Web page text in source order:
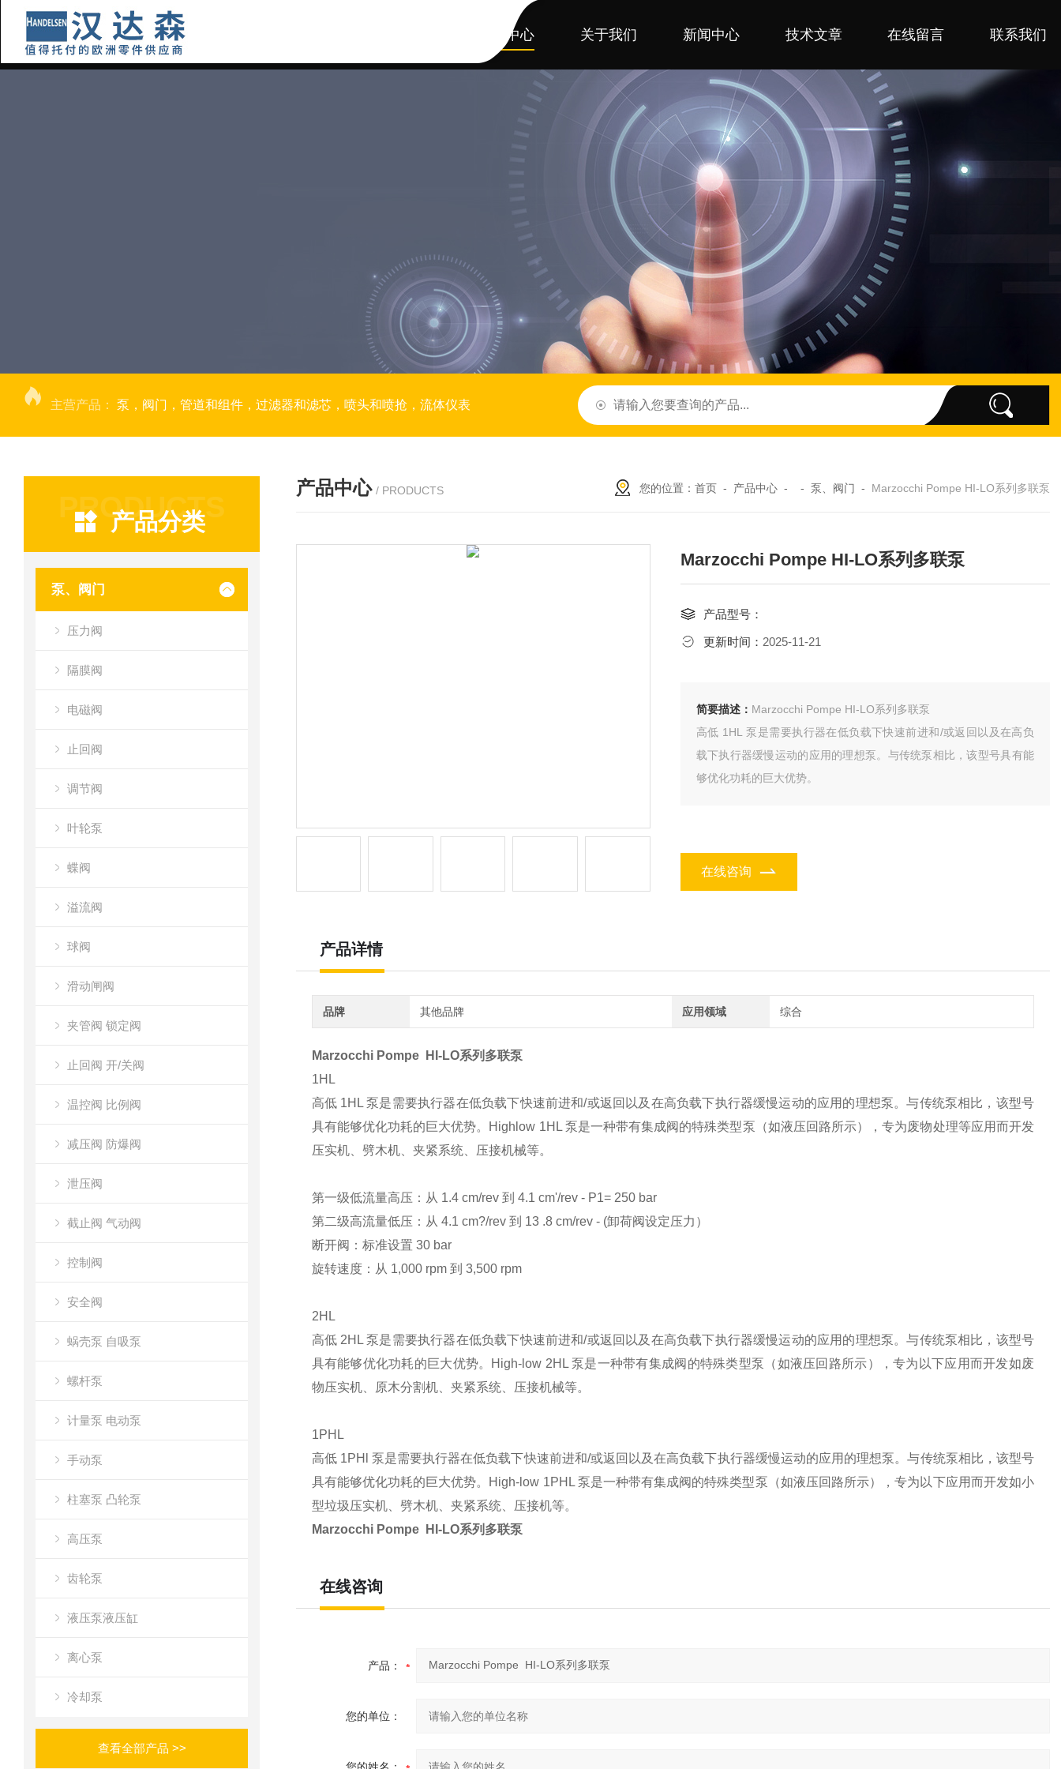
产品中心 关于我们 新闻中心 技术文章 在线留言 联系我们
主营产品： 泵，阀门，管道和组件，过滤器和滤芯，喷头和喷抢，流体仪表
PRODUCTS
产品分类
泵、阀门
压力阀
隔膜阀
电磁阀
止回阀
调节阀
叶轮泵
蝶阀
溢流阀
球阀
滑动闸阀
夹管阀 锁定阀
止回阀 开/关阀
温控阀 比例阀
减压阀 防爆阀
泄压阀
截止阀 气动阀
控制阀
安全阀
蜗壳泵 自吸泵
螺杆泵
计量泵 电动泵
手动泵
柱塞泵 凸轮泵
高压泵
齿轮泵
液压泵液压缸
离心泵
冷却泵
查看全部产品 >>
产品中心 / PRODUCTS 您的位置： 首页 - 产品中心 - - 泵、阀门 - Marzocchi Pompe HI-LO系列多联泵
Marzocchi Pompe HI-LO系列多联泵
产品型号：
更新时间： 2025-11-21
简要描述：
Marzocchi Pompe HI-LO系列多联泵
高低 1HL 泵是需要执行器在低负载下快速前进和/或返回以及在高负
载下执行器缓慢运动的应用的理想泵。与传统泵相比，该型号具有能
够优化功耗的巨大优势。
在线咨询
产品详情
品牌 其他品牌 应用领域 综合
Marzocchi Pompe HI-LO系列多联泵
1HL
高低 1HL 泵是需要执行器在低负载下快速前进和/或返回以及在高负载下执行器缓慢运动的应用的理想泵。与传统泵相比，该型号
具有能够优化功耗的巨大优势。Highlow 1HL 泵是一种带有集成阀的特殊类型泵（如液压回路所示），专为废物处理等应用而开发
压实机、劈木机、夹紧系统、压接机械等。
第一级低流量高压：从 1.4 cm/rev 到 4.1 cm'/rev - P1= 250 bar
第二级高流量低压：从 4.1 cm?/rev 到 13 .8 cm/rev - (卸荷阀设定压力）
断开阀：标准设置 30 bar
旋转速度：从 1,000 rpm 到 3,500 rpm
2HL
高低 2HL 泵是需要执行器在低负载下快速前进和/或返回以及在高负载下执行器缓慢运动的应用的理想泵。与传统泵相比，该型号
具有能够优化功耗的巨大优势。High-low 2HL 泵是一种带有集成阀的特殊类型泵（如液压回路所示），专为以下应用而开发如废
物压实机、原木分割机、夹紧系统、压接机械等。
1PHL
高低 1PHl 泵是需要执行器在低负载下快速前进和/或返回以及在高负载下执行器缓慢运动的应用的理想泵。与传统泵相比，该型号
具有能够优化功耗的巨大优势。High-low 1PHL 泵是一种带有集成阀的特殊类型泵（如液压回路所示），专为以下应用而开发如小
型垃圾压实机、劈木机、夹紧系统、压接机等。
Marzocchi Pompe HI-LO系列多联泵
在线咨询
产品：
您的单位：